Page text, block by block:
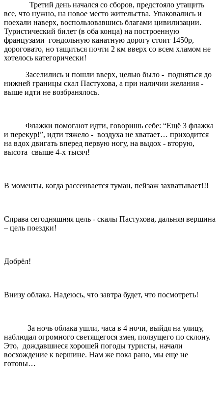
Третий день начался со сборов, предстояло утащить
все, что нужно, на новое место жительства. Упаковались и
поехали наверх, воспользовавшись благами цивилизации.
Туристический билет (в оба конца) на построенную
французами гондольную канатную дорогу стоит 1450р,
дороговато, но тащиться почти 2 км вверх со всем хламом не
хотелось категорически!
Заселились и пошли вверх, целью было - подняться до
нижней границы скал Пастухова, а при наличии желания -
выше идти не возбранялось.
Флажки помогают идти, говоришь себе: “Ещё 3 флажка
и перекур!”, идти тяжело - воздуха не хватает… приходится
на вдох двигать вперед первую ногу, на выдох - вторую,
высота свыше 4-х тысяч!
В моменты, когда рассеивается туман, пейзаж захватывает!!!
Справа сегодняшняя цель - скалы Пастухова, дальняя вершина
– цель поездки!
Добрёл!
Внизу облака. Надеюсь, что завтра будет, что посмотреть!
За ночь облака ушли, часа в 4 ночи, выйдя на улицу,
наблюдал огромного светящегося змея, ползущего по склону.
Это, дождавшиеся хорошей погоды туристы, начали
восхождение к вершине. Нам же пока рано, мы еще не
готовы…